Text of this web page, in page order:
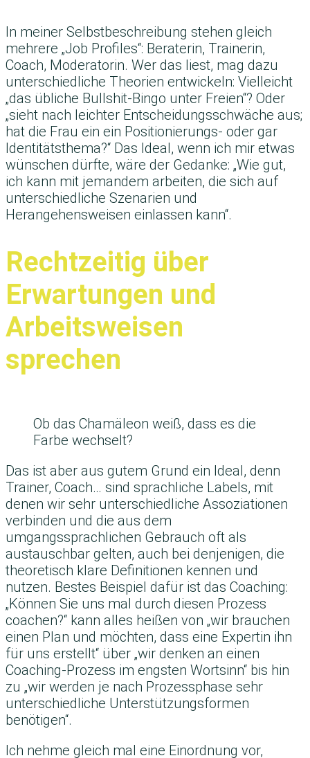
In meiner Selbstbeschreibung stehen gleich
mehrere „Job Profiles“: Beraterin, Trainerin,
Coach, Moderatorin. Wer das liest, mag dazu
unterschiedliche Theorien entwickeln: Vielleicht
„das übliche Bullshit-Bingo unter Freien“? Oder
„sieht nach leichter Entscheidungsschwäche aus;
hat die Frau ein ein Positionierungs- oder gar
Identitätsthema?“ Das Ideal, wenn ich mir etwas
wünschen dürfte, wäre der Gedanke: „Wie gut,
ich kann mit jemandem arbeiten, die sich auf
unterschiedliche Szenarien und
Herangehensweisen einlassen kann“.
Rechtzeitig über
Erwartungen und
Arbeitsweisen
sprechen
Ob das Chamäleon weiß, dass es die
Farbe wechselt?
Das ist aber aus gutem Grund ein Ideal, denn
Trainer, Coach… sind sprachliche Labels, mit
denen wir sehr unterschiedliche Assoziationen
verbinden und die aus dem
umgangssprachlichen Gebrauch oft als
austauschbar gelten, auch bei denjenigen, die
theoretisch klare Definitionen kennen und
nutzen. Bestes Beispiel dafür ist das Coaching:
„Können Sie uns mal durch diesen Prozess
coachen?“ kann alles heißen von „wir brauchen
einen Plan und möchten, dass eine Expertin ihn
für uns erstellt“ über „wir denken an einen
Coaching-Prozess im engsten Wortsinn“ bis hin
zu „wir werden je nach Prozessphase sehr
unterschiedliche Unterstützungsformen
benötigen“.
Ich nehme gleich mal eine Einordnung vor,